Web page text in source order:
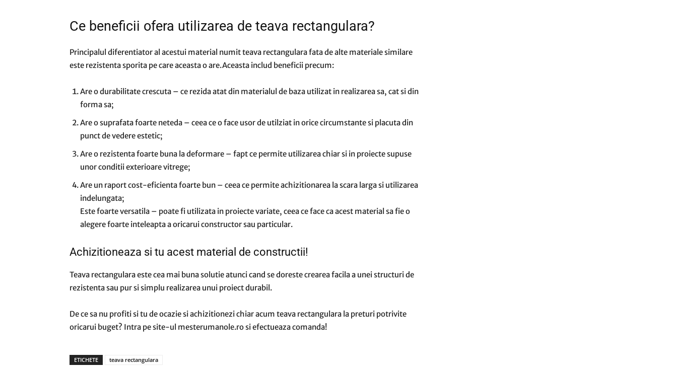
Ce beneficii ofera utilizarea de teava rectangulara?
Principalul diferentiator al acestui material numit teava rectangulara fata de alte materiale similare
este rezistenta sporita pe care aceasta o are.Aceasta includ beneficii precum:
Are o durabilitate crescuta – ce rezida atat din materialul de baza utilizat in realizarea sa, cat si din
forma sa;
Are o suprafata foarte neteda – ceea ce o face usor de utilziat in orice circumstante si placuta din
punct de vedere estetic;
Are o rezistenta foarte buna la deformare – fapt ce permite utilizarea chiar si in proiecte supuse
unor conditii exterioare vitrege;
Are un raport cost-eficienta foarte bun – ceea ce permite achizitionarea la scara larga si utilizarea
indelungata;
Este foarte versatila – poate fi utilizata in proiecte variate, ceea ce face ca acest material sa fie o
alegere foarte inteleapta a oricarui constructor sau particular.
Achizitioneaza si tu acest material de constructii!
Teava rectangulara este cea mai buna solutie atunci cand se doreste crearea facila a unei structuri de
rezistenta sau pur si simplu realizarea unui proiect durabil.
De ce sa nu profiti si tu de ocazie si achizitionezi chiar acum teava rectangulara la preturi potrivite
oricarui buget? Intra pe site-ul mesterumanole.ro si efectueaza comanda!
ETICHETE teava rectangulara